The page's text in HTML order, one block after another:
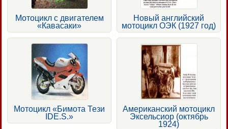
Мотоцикл с двигателем
«Кавасаки»
Новый английский
мотоцикл ОЭК (1927 год)
Мотоцикл «Бимота Тези
IDE.S.»
Американский мотоцикл
Эксельсиор (октябрь
1924)